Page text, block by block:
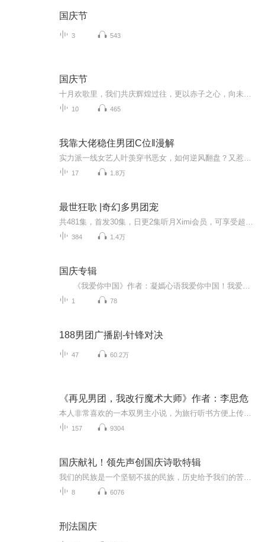
国庆节
3 543
国庆节
10 465
我靠大佬稳住男团C位‖漫解
17 1.8万
最世狂歌 |奇幻多男团宠
384 1.4万
国庆专辑
1 78
188男团广播剧-针锋对决
47 60.2万
《再见男团，我改行魔术大师》作者：李思危
157 9304
国庆献礼！领先声创国庆诗歌特辑
8 6076
刑法国庆